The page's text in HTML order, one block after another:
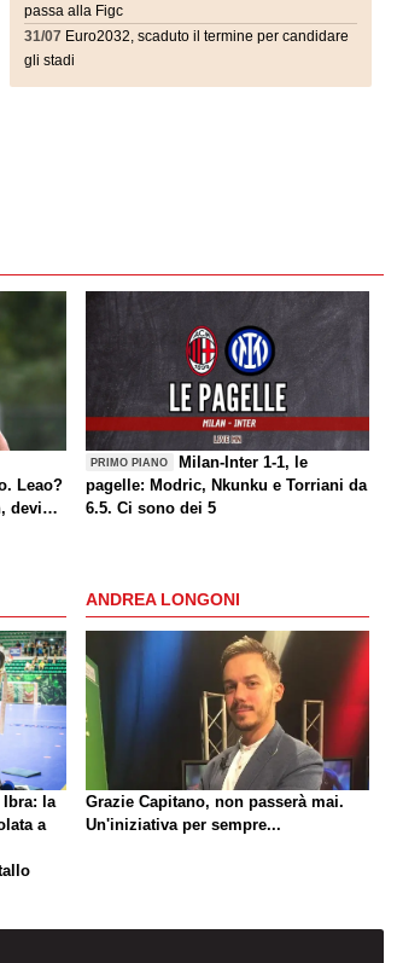
passa alla Figc
31/07 Euro2032, scaduto il termine per candidare
gli stadi
Leao?
devi
PRIMO PIANO
Milan-Inter 1-1, le
pagelle: Modric, Nkunku e Torriani da
6.5. Ci sono dei 5
la
a
ANDREA LONGONI
Grazie Capitano, non passerà mai.
Un'iniziativa per sempre...